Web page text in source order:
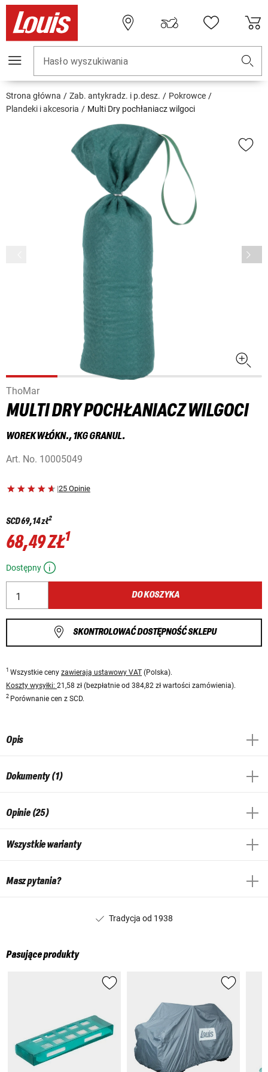
Hasło wyszukiwania
Strona główna Zab. antykradz. i p.desz.
Pokrowce
Plandeki i akcesoria
Multi Dry pochłaniacz wilgoci
ThoMar
MULTI DRY POCHŁANIACZ WILGOCI
WOREK WŁÓKN., 1KG GRANUL.
Art. No. 10005049
|25 Opinie
SCD69,14 zł2
68,49 ZŁ1
Dostępny
DO KOSZYKA
SKONTROLOWAĆ DOSTĘPNOŚĆ SKLEPU
1 Wszystkie ceny zawierają ustawowy VAT (Polska).
Koszty wysyłki: 21,58 zł (bezpłatnie od 384,82 zł wartości zamówienia).
2 Porównanie cen z SCD.
Opis
Dokumenty (1)
Opinie (25)
Wszystkie warianty
Masz pytania?
Tradycja od 1938
Pasujące produkty